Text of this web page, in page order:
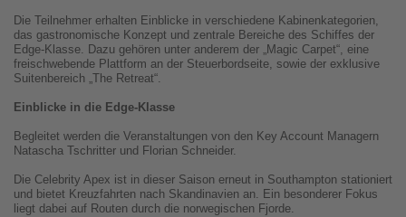
Die Teilnehmer erhalten Einblicke in verschiedene Kabinenkategorien,
das gastronomische Konzept und zentrale Bereiche des Schiffes der
Edge-Klasse. Dazu gehören unter anderem der „Magic Carpet“, eine
freischwebende Plattform an der Steuerbordseite, sowie der exklusive
Suitenbereich „The Retreat“.
Einblicke in die Edge-Klasse
Begleitet werden die Veranstaltungen von den Key Account Managern
Natascha Tschritter und Florian Schneider.
Die Celebrity Apex ist in dieser Saison erneut in Southampton stationiert
und bietet Kreuzfahrten nach Skandinavien an. Ein besonderer Fokus
liegt dabei auf Routen durch die norwegischen Fjorde.